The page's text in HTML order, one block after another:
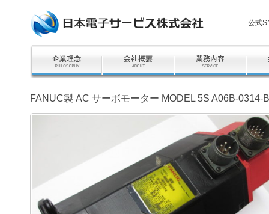
公式
FANUC製 AC サーボモーター MODEL 5S A06B-0314-